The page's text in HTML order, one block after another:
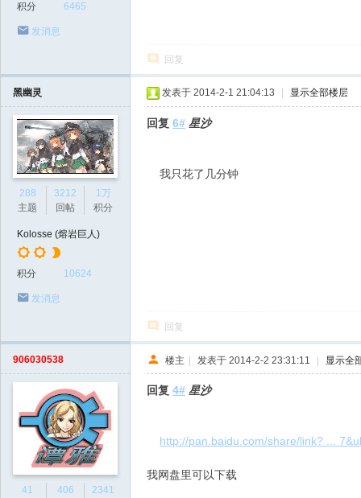
积分 6465
发消息
回复
黑幽灵
288
主题
3212
回帖
1万
积分
Kolosse (熔岩巨人)
积分 10624
发消息
发表于 2014-2-1 21:04:13 显示全部楼层
回复 6# 星沙
我只花了几分钟
回复
906030538
41
406
2341
楼主 | 发表于 2014-2-2 23:31:11 | 显示全
回复 4# 星沙
http://pan.baidu.com/share/link? ...
我网盘里可以下载